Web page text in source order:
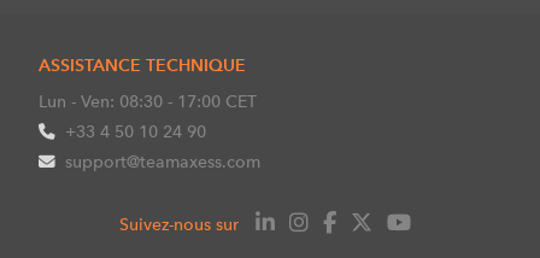
ASSISTANCE TECHNIQUE
Lun - Ven: 08:30 - 17:00 CET
+33 4 50 10 24 90
support@teamaxess.com
Suivez-nous sur